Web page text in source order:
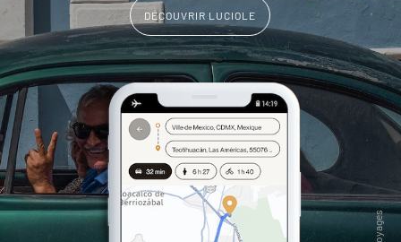
DÉCOUVRIR LUCIOLE